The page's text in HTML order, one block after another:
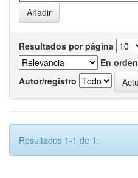
Resultados por página
En orden
Autor/registro
Resultados 1-1 de 1.